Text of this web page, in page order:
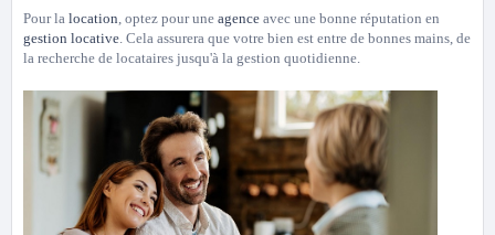
Pour la location, optez pour une agence avec une bonne réputation en
gestion locative. Cela assurera que votre bien est entre de bonnes mains, de
la recherche de locataires jusqu'à la gestion quotidienne.